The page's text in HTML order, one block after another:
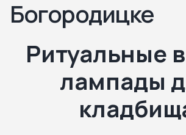
Богородицке
Ритуальные
лампады